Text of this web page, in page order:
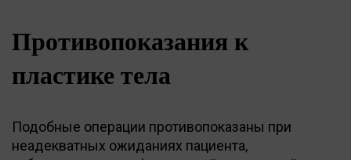
Противопоказания к
пластике тела
Подобные операции противопоказаны при
неадекватных ожиданиях пациента,